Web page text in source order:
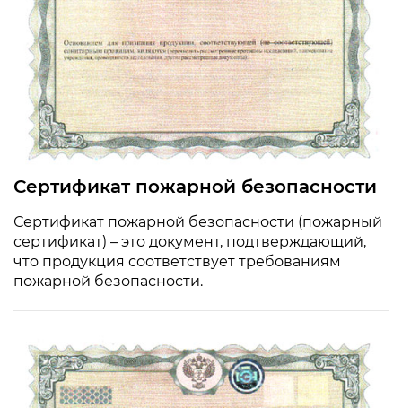
Сертификат пожарной безопасности
Сертификат пожарной безопасности (пожарный
сертификат) – это документ, подтверждающий,
что продукция соответствует требованиям
пожарной безопасности.